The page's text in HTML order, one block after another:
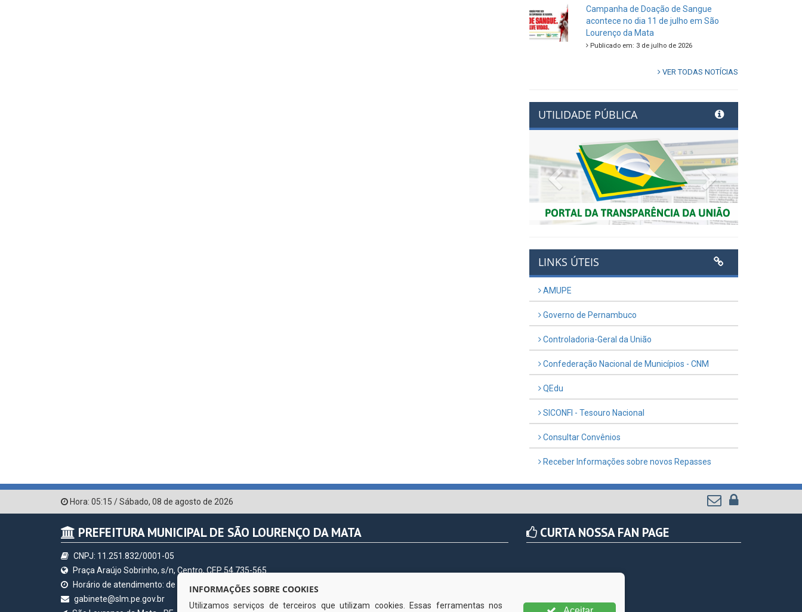
Campanha de Doação de Sangue
acontece no dia 11 de julho em São
Lourenço da Mata
Publicado em: 3 de julho de 2026
VER TODAS NOTÍCIAS
UTILIDADE PÚBLICA
Previous Next
LINKS ÚTEIS
AMUPE
Governo de Pernambuco
Controladoria-Geral da União
Confederação Nacional de Municípios - CNM
QEdu
SICONFI - Tesouro Nacional
Consultar Convênios
Receber Informações sobre novos Repasses
Hora: 05:15 /Sábado, 08 de agosto de 2026
PREFEITURA MUNICIPAL DE SÃO LOURENÇO DA MATA
CNPJ: 11.251.832/0001-05
Praça Araújo Sobrinho, s/n, Centro, CEP 54.735-565
Horário de atendimento: de segunda à sexta, a partir das 07h às 13hs (exceto nos feriados)
gabinete@slm.pe.gov.br
CURTA NOSSA FAN PAGE
INFORMAÇÕES SOBRE COOKIES
Utilizamos serviços de terceiros que utilizam cookies. Essas ferramentas nos